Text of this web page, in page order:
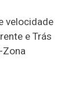
velocidade
e Trás